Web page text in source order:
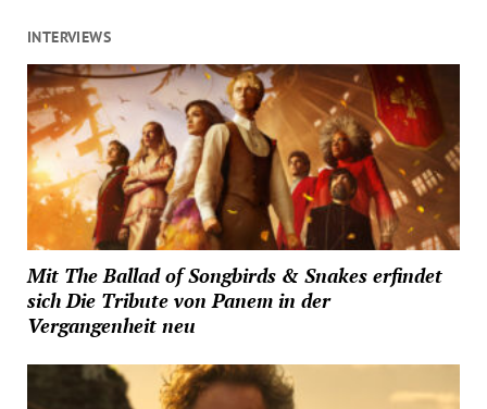
INTERVIEWS
Mit The Ballad of Songbirds & Snakes erfindet
sich Die Tribute von Panem in der
Vergangenheit neu